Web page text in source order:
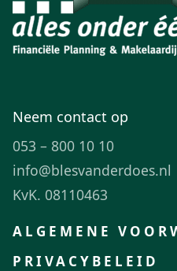
Neem contact op
053 – 800 10 10
info@blesvanderdoes.nl
KvK. 08110463
ALGEMENE
PRIVACYBELEID